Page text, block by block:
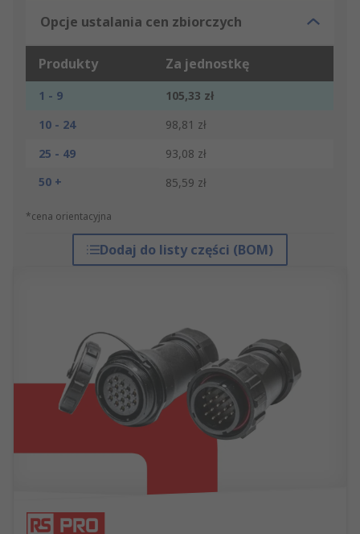
Opcje ustalania cen zbiorczych
Produkty Za jednostkę
1 - 9
105,33 zł
10 - 24
98,81 zł
25 - 49
93,08 zł
50 +
85,59 zł
*cena orientacyjna
Dodaj do listy części (BOM)